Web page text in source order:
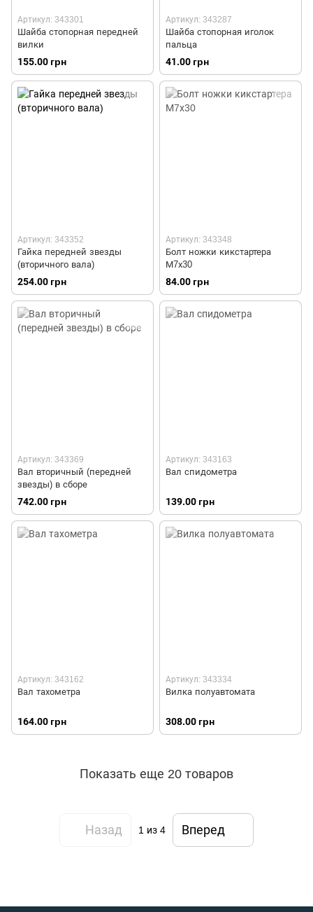
Артикул: 343301
Шайба стопорная передней
вилки
155.00 грн
Артикул: 343287
Шайба стопорная иголок
пальца
41.00 грн
Артикул: 343352
Гайка передней звезды
(вторичного вала)
254.00 грн
Артикул: 343348
Болт ножки кикстартера
М7х30
84.00 грн
Артикул: 343369
Вал вторичный (передней
звезды) в сборе
742.00 грн
Артикул: 343163
Вал спидометра
139.00 грн
Артикул: 343162
Вал тахометра
164.00 грн
Артикул: 343334
Вилка полуавтомата
308.00 грн
Показать еще 20 товаров
Назад 1 из 4 Вперед